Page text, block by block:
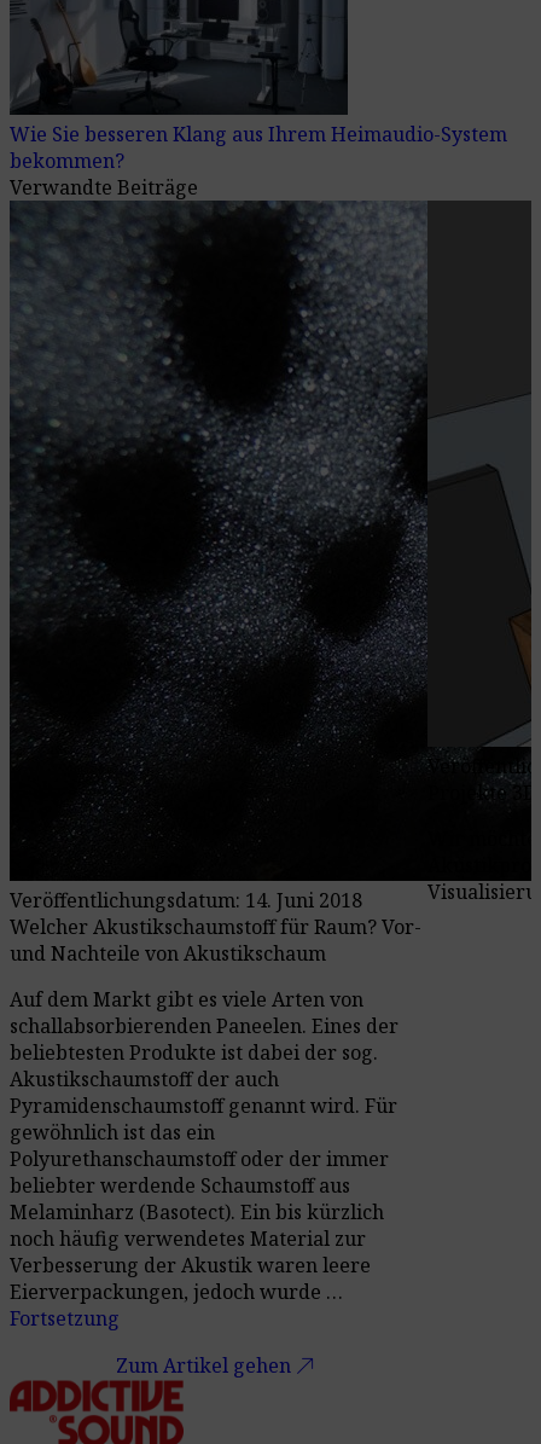
Wie Sie besseren Klang aus Ihrem Heimaudio-System
bekommen?
Verwandte Beiträge
Veröffentlichungsdatum: 14. Juni 2018
Welcher Akustikschaumstoff für Raum? Vor-
und Nachteile von Akustikschaum
Auf dem Markt gibt es viele Arten von
schallabsorbierenden Paneelen. Eines der
beliebtesten Produkte ist dabei der sog.
Akustikschaumstoff der auch
Pyramidenschaumstoff genannt wird. Für
gewöhnlich ist das ein
Polyurethanschaumstoff oder der immer
beliebter werdende Schaumstoff aus
Melaminharz (Basotect). Ein bis kürzlich
noch häufig verwendetes Material zur
Verbesserung der Akustik waren leere
Eierverpackungen, jedoch wurde …
Fortsetzung
Zum Artikel gehen call_made
Projekte 3D